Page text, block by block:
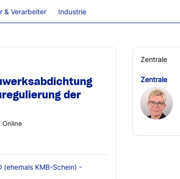
& Verarbeiter Industrie
der
(ehemals KMB-Schein) -
Zentrale
Zentrale